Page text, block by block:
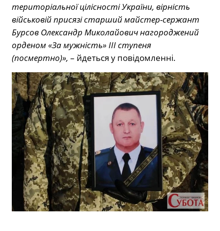
територіальної цілісності України, вірність
військовій присязі старший майстер-сержант
Бурсов Олександр Миколайович нагороджений
орденом «За мужність» III ступеня
(посмертно)», – йдеться у повідомленні.